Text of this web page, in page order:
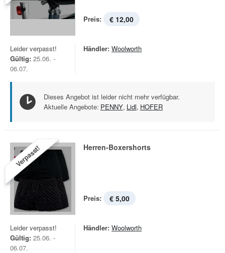
Preis: € 12,00
Leider verpasst!
Gültig: 25.06. -
06.07.
Händler: Woolworth
Dieses Angebot ist leider nicht mehr verfügbar.
Aktuelle Angebote: PENNY, Lidl, HOFER
Verpasst! Herren-Boxershorts
Preis: € 5,00
Leider verpasst!
Gültig: 25.06. -
06.07.
Händler: Woolworth